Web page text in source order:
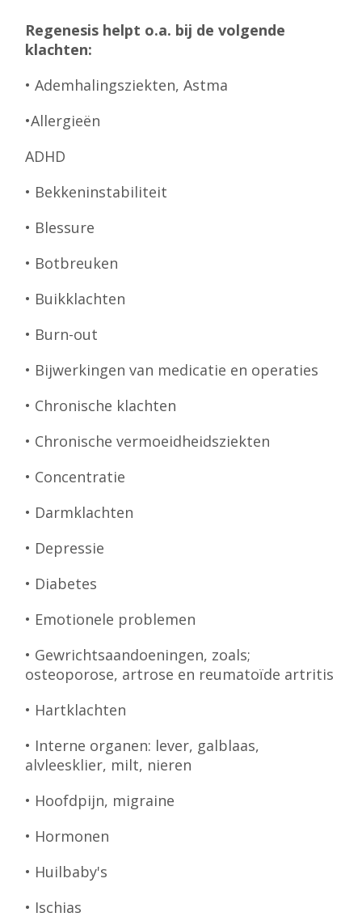
Regenesis helpt o.a. bij de volgende
klachten:
• Ademhalingsziekten, Astma
•Allergieën
ADHD
• Bekkeninstabiliteit
• Blessure
• Botbreuken
• Buikklachten
• Burn-out
• Bijwerkingen van medicatie en operaties
• Chronische klachten
• Chronische vermoeidheidsziekten
• Concentratie
• Darmklachten
• Depressie
• Diabetes
• Emotionele problemen
• Gewrichtsaandoeningen, zoals;
osteoporose, artrose en reumatoïde artritis
• Hartklachten
• Interne organen: lever, galblaas,
alvleesklier, milt, nieren
• Hoofdpijn, migraine
• Hormonen
• Huilbaby's
• Ischias